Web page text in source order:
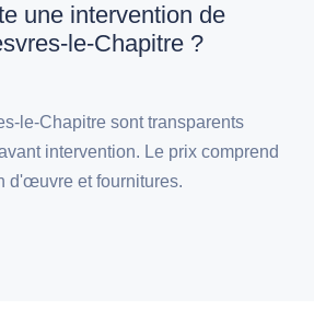
une intervention de
le-Chapitre ?
le-Chapitre sont transparents
intervention. Le prix comprend
d'œuvre et fournitures.